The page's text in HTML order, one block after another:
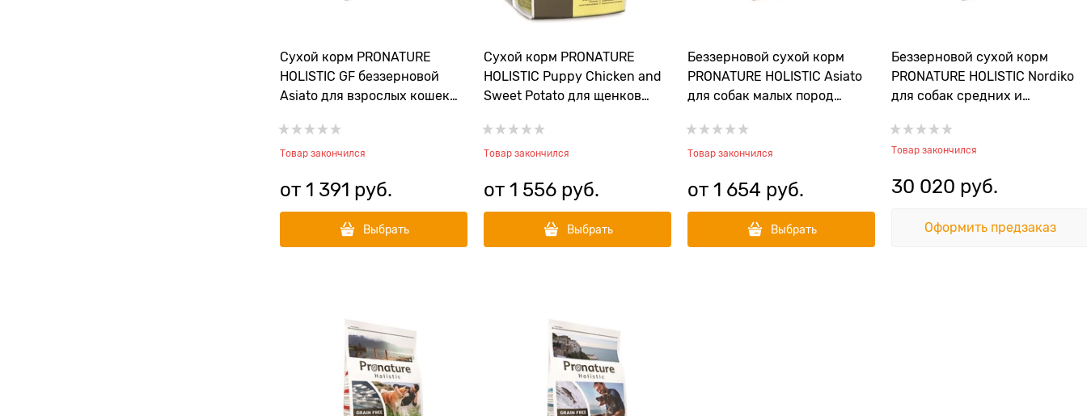
Сухой корм PRONATURE
HOLISTIC GF беззерновой
Asiato для взрослых кошек
сигом и чечевицей"
Товар закончился
от 1 391 руб.
Выбрать
Сухой корм PRONATURE
HOLISTIC Puppy Chicken and
Sweet Potato для щенков
сладким картофелем
Товар закончился
от 1 556 руб.
Выбрать
Беззерновой сухой корм
PRONATURE HOLISTIC Asiato
для собак малых пород
сигом и чечевицей"
Товар закончился
от 1 654 руб.
Выбрать
Беззерновой сухой корм
PRONATURE HOLISTIC Nordiko
для собак средних и
диета с индейкой и
чечевицей"
Товар закончился
30 020 руб.
Оформить предзаказ